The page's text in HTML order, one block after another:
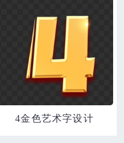
4金色艺术字设计